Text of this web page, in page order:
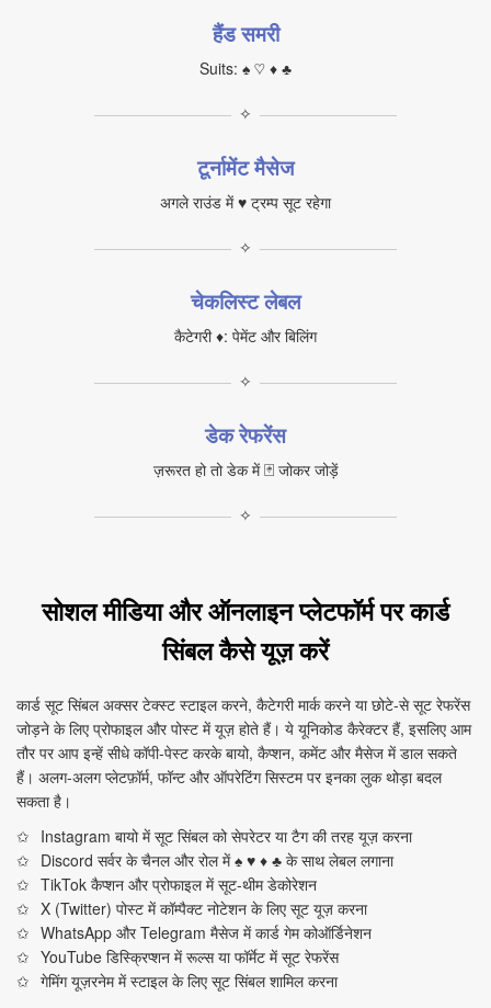
हैंड समरी
Suits: ♠ ♡ ♦ ♣
✧
टूर्नामेंट मैसेज
अगले राउंड में ♥ ट्रम्प सूट रहेगा
✧
चेकलिस्ट लेबल
कैटेगरी ♦: पेमेंट और बिलिंग
✧
डेक रेफरेंस
ज़रूरत हो तो डेक में 🃏 जोकर जोड़ें
✧
सोशल मीडिया और ऑनलाइन प्लेटफॉर्म पर कार्ड
सिंबल कैसे यूज़ करें
कार्ड सूट सिंबल अक्सर टेक्स्ट स्टाइल करने, कैटेगरी मार्क करने या छोटे‑से सूट रेफरेंस
जोड़ने के लिए प्रोफाइल और पोस्ट में यूज़ होते हैं। ये यूनिकोड कैरेक्टर हैं, इसलिए आम
तौर पर आप इन्हें सीधे कॉपी‑पेस्ट करके बायो, कैप्शन, कमेंट और मैसेज में डाल सकते
हैं। अलग‑अलग प्लेटफ़ॉर्म, फॉन्ट और ऑपरेटिंग सिस्टम पर इनका लुक थोड़ा बदल
सकता है।
Instagram बायो में सूट सिंबल को सेपरेटर या टैग की तरह यूज़ करना
Discord सर्वर के चैनल और रोल में ♠ ♥ ♦ ♣ के साथ लेबल लगाना
TikTok कैप्शन और प्रोफाइल में सूट‑थीम डेकोरेशन
X (Twitter) पोस्ट में कॉम्पैक्ट नोटेशन के लिए सूट यूज़ करना
WhatsApp और Telegram मैसेज में कार्ड गेम कोऑर्डिनेशन
YouTube डिस्क्रिप्शन में रूल्स या फॉर्मेट में सूट रेफरेंस
गेमिंग यूज़रनेम में स्टाइल के लिए सूट सिंबल शामिल करना